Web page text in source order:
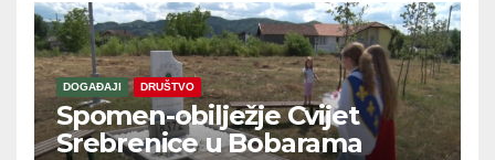
DOGAĐAJI DRUŠTVO
Spomen-obilježje Cvijet
Srebrenice u Bobarama